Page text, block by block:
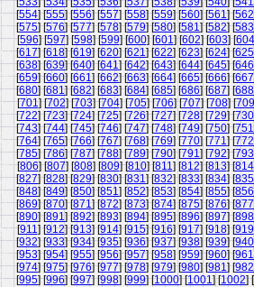
[554] [555] [556] [557] [558] [559] [560] [561] [562
[575] [576] [577] [578] [579] [580] [581] [582] [583
[596] [597] [598] [599] [600] [601] [602] [603] [604
[617] [618] [619] [620] [621] [622] [623] [624] [625
[638] [639] [640] [641] [642] [643] [644] [645] [646
[659] [660] [661] [662] [663] [664] [665] [666] [667
[680] [681] [682] [683] [684] [685] [686] [687] [688
[701] [702] [703] [704] [705] [706] [707] [708] [709
[722] [723] [724] [725] [726] [727] [728] [729] [730
[743] [744] [745] [746] [747] [748] [749] [750] [751
[764] [765] [766] [767] [768] [769] [770] [771] [772
[785] [786] [787] [788] [789] [790] [791] [792] [793
[806] [807] [808] [809] [810] [811] [812] [813] [814
[827] [828] [829] [830] [831] [832] [833] [834] [835
[848] [849] [850] [851] [852] [853] [854] [855] [856
[869] [870] [871] [872] [873] [874] [875] [876] [877
[890] [891] [892] [893] [894] [895] [896] [897] [898
[911] [912] [913] [914] [915] [916] [917] [918] [919
[932] [933] [934] [935] [936] [937] [938] [939] [940
[953] [954] [955] [956] [957] [958] [959] [960] [961
[974] [975] [976] [977] [978] [979] [980] [981] [982
[995] [996] [997] [998] [999] [1000] [1001] [1002] [